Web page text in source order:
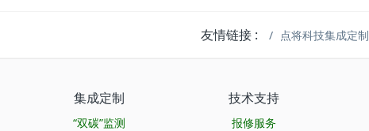
友情链接 : 点将科技集成定制
集成定制
“双碳”监测
技术支持
报修服务